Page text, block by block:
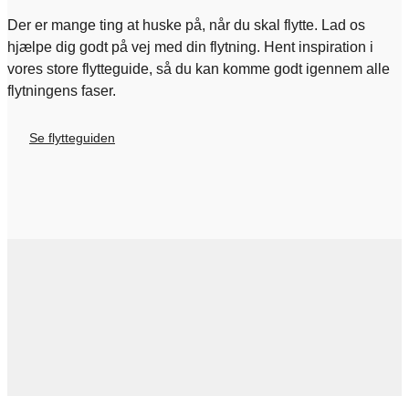
Der er mange ting at huske på, når du skal flytte. Lad os
hjælpe dig godt på vej med din flytning. Hent inspiration i
vores store flytteguide, så du kan komme godt igennem alle
flytningens faser.
Se flytteguiden